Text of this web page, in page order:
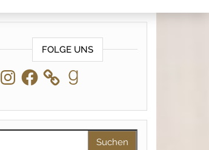
FOLGE UNS
InstagramFacebook Goodreads